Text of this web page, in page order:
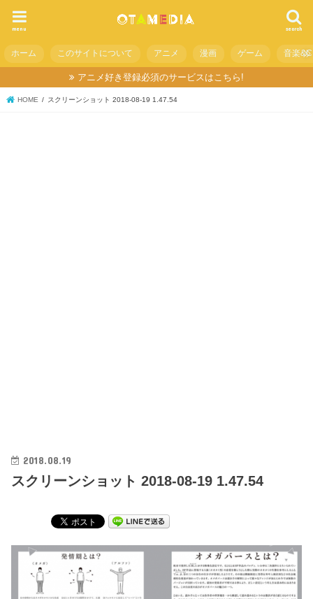
search
menu
ホーム このサイトについて アニメ 漫画 ゲーム 音楽
アニメ好き登録必須のサービスはこちら!
HOME スクリーンショット 2018-08-19 1.47.54
2018.08.19
スクリーンショット 2018-08-19 1.47.54